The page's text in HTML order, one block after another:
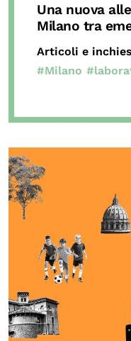
Una nuova
Milano tra
Articoli e
#Milano